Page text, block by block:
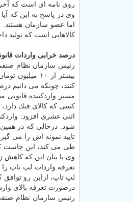
روی نامه ای است كه
وی در پاسخ به این كه
اما عضو سازمان هستند.
كالاهایی است كه تولید
درصد خرابی واردات
رئیس سازمان نظام صنفی
بیشتر از ۱۰ میلیون تومان تست نمونه بدهد، اضافه كرد: ما درخواست داریم كه
كنند، چونكه می دانیم
مسیر واردكننده قانونی
كسی كه كالای فیك
اثنی عشری افزود:
شود. درحالی كه در
تایید نمونه اش را می
طی می كند، این جاست كه
تعرفه واردات لپ تاپ را به ۲۵ درصد رساند. در جلساتی كه با تولیدكننده گذاشتیم، متوجه
درصورت تعرفه بالای
رئیس سازمان نظام